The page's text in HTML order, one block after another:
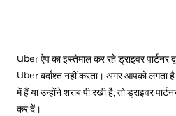
Uber ऐप का इस्तेमाल कर रहे ड्राइवर पार्टनर
Uber बर्दाश्त नहीं करता। अगर आपको लगता
में हैं या उन्होंने शराब पी रखी है, तो ड्राइवर
कर दें।